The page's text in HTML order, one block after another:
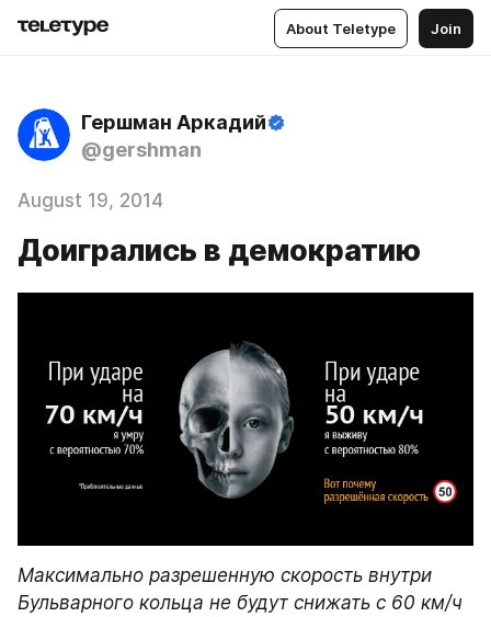
About Teletype Join
Гершман Аркадий
@gershman
August 19, 2014
Доигрались в демократию
Максимально разрешенную скорость внутри
Бульварного кольца не будут снижать с 60 км/ч